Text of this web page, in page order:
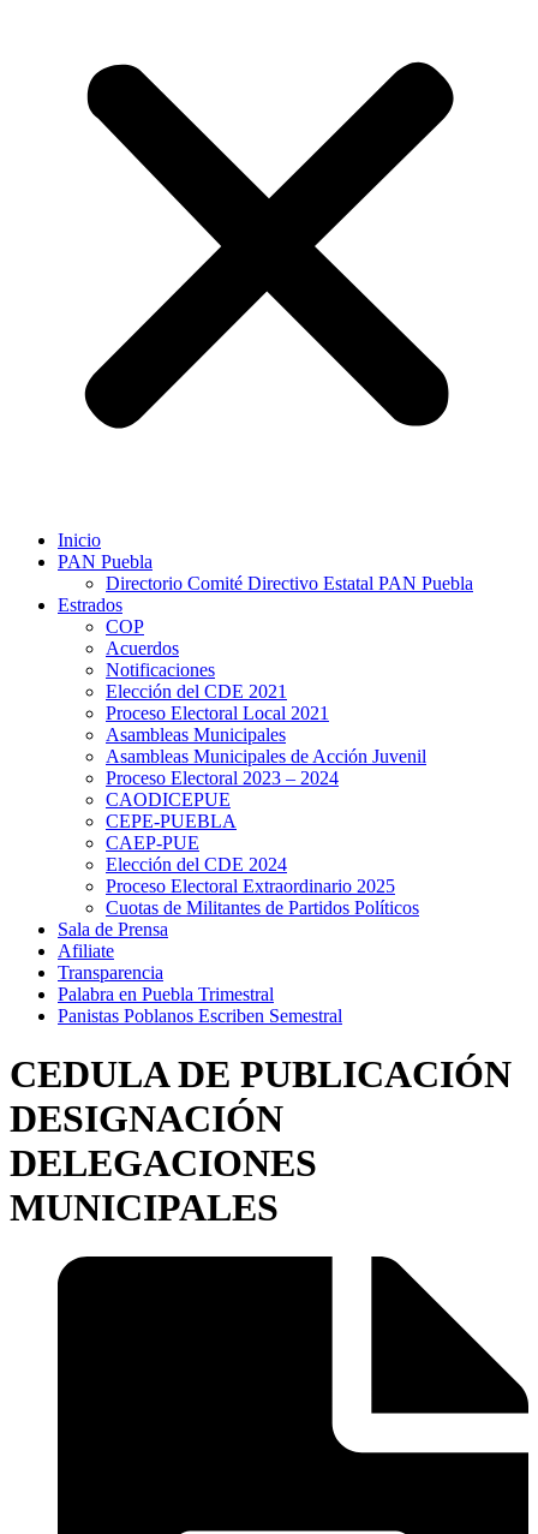
Inicio
PAN Puebla
Directorio Comité Directivo Estatal PAN Puebla
Estrados
COP
Acuerdos
Notificaciones
Elección del CDE 2021
Proceso Electoral Local 2021
Asambleas Municipales
Asambleas Municipales de Acción Juvenil
Proceso Electoral 2023 – 2024
CAODICEPUE
CEPE-PUEBLA
CAEP-PUE
Elección del CDE 2024
Proceso Electoral Extraordinario 2025
Cuotas de Militantes de Partidos Políticos
Sala de Prensa
Afiliate
Transparencia
Palabra en Puebla Trimestral
Panistas Poblanos Escriben Semestral
CEDULA DE PUBLICACIÓN
DESIGNACIÓN
DELEGACIONES
MUNICIPALES